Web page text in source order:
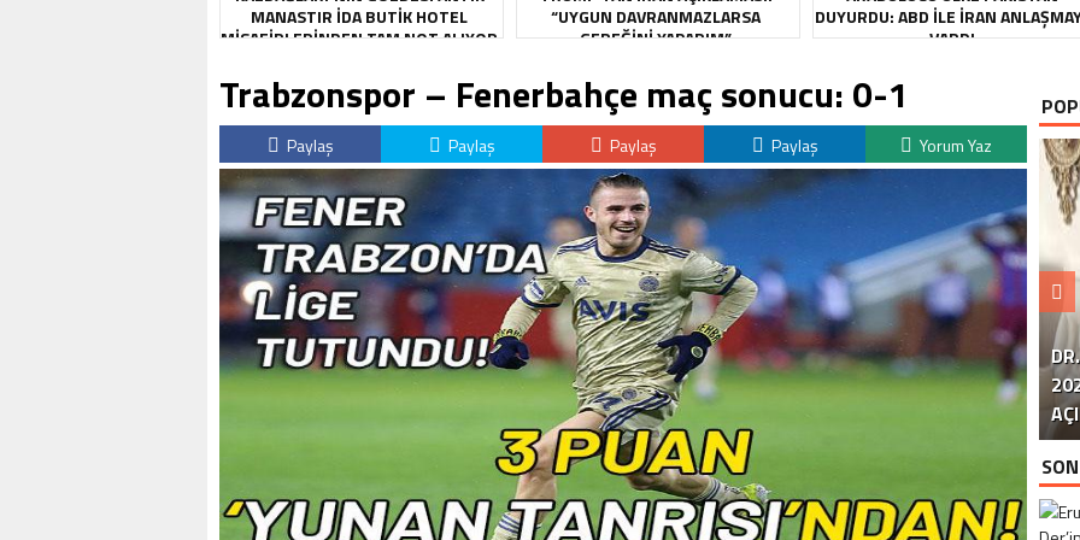
MANASTIR İDA BUTIK HOTEL
MISAFIRLERINDEN TAM NOT ALIYOR
“UYGUN DAVRANMAZLARSA
GEREĞINI YAPARIM”
DUYURDU: ABD ILE İRAN
VARDI
Trabzonspor – Fenerbahçe maç sonucu: 0-1
Paylaş Paylaş Paylaş Paylaş Yorum Yaz